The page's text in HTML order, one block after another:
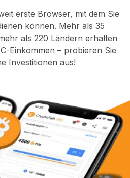
erste Browser, mit dem Sie
können. Mehr als 35
als 220 Ländern erhalten
Einkommen – probieren Sie
Investitionen aus!